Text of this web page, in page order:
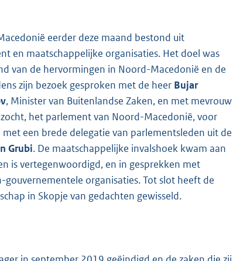
eerder deze maand bestond uit
en maatschappelijke organisaties. Het doel was
van de hervormingen in Noord-Macedonië en de
zijn bezoek gesproken met de heer Bujar
, Minister van Buitenlandse Zaken, en met mevrouw
het parlement van Noord-Macedonië, voor
met een brede delegatie van parlementsleden uit de
Grubi. De maatschappelijke invalshoek kwam aan
is vertegenwoordigd, en in gesprekken met
gouvernementele organisaties. Tot slot heeft de
in Skopje van gedachten gewisseld.